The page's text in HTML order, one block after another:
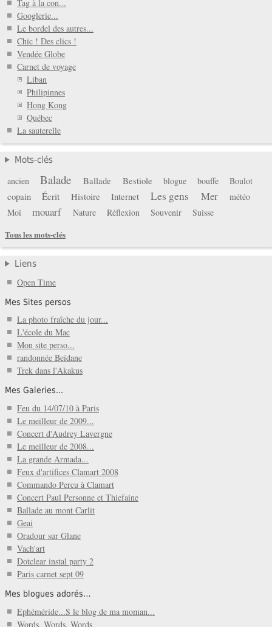
Tag à la con...
Googlerie...
Le bordel des autres...
Chic ! Des clics !
Vendée Globe
Carnet de voyage
Liban
Philipinnes
Hong Kong
Québec
La sauterelle
Mots-clés
ancien Balade Ballade Bestiole blogue bouffe Boulot
copain Écrit Histoire Internet Les gens Mer
météo
Moi
mouarf Nature Réflexion Souvenir
Suisse
Tous les mots-clés
Liens
Open Time
Mes Sites persos
La photo fraîche du jour...
L'école du Mac
Mon site perso...
randonnée Beïdane
Trek dans l'Akakus
Mes Galeries...
Feu du 14/07/10 à Paris
Le meilleur de 2009...
Concert d'Audrey Lavergne
Le meilleur de 2008...
La grande Armada...
Feux d'artifices Clamart 2008
Commando Percu à Clamart
Concert Paul Personne et Thiefaine
Ballade au mont Carlit
Geai
Oradour sur Glane
Vach'art
Dotclear instal party 2
Paris carnet sept 09
Mes blogues adorés…
Ephéméride...S le blog de ma moman...
Words, Words, Words